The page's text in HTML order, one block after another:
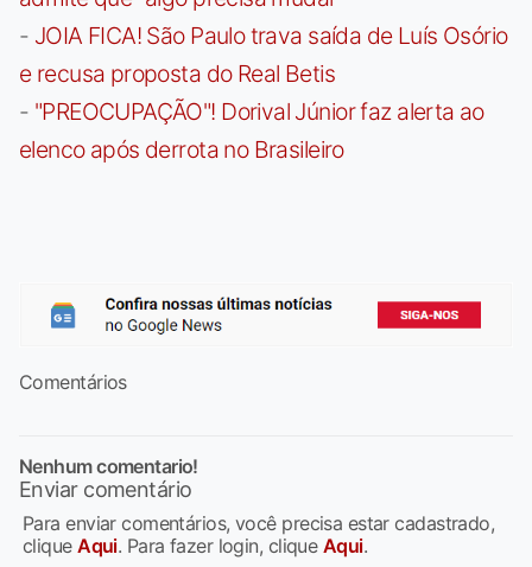
- JOIA FICA! São Paulo trava saída de Luís Osório
e recusa proposta do Real Betis
- "PREOCUPAÇÃO"! Dorival Júnior faz alerta ao
elenco após derrota no Brasileiro
Comentários
Nenhum comentario!
Enviar comentário
Para enviar comentários, você precisa estar cadastrado,
cliqueAqui. Para fazer login, clique Aqui.